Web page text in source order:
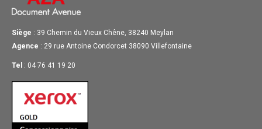
Siège : 39 Chemin du Vieux Chêne, 38240 Meylan
Agence : 29 rue Antoine Condorcet 38090 Villefontaine
Tel : 04 76 41 19 20